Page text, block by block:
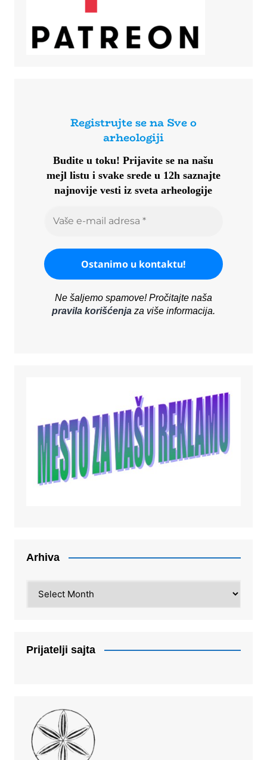
Registrujte se na Sve o
arheologiji
Budite u toku!Prijavite se na našu
mejl listu i svake srede u 12h saznajte
najnovije vesti iz sveta arheologije
Ne šaljemo spamove! Pročitajte naša
pravila korišćenjaza više informacija.
Arhiva
Prijatelji sajta